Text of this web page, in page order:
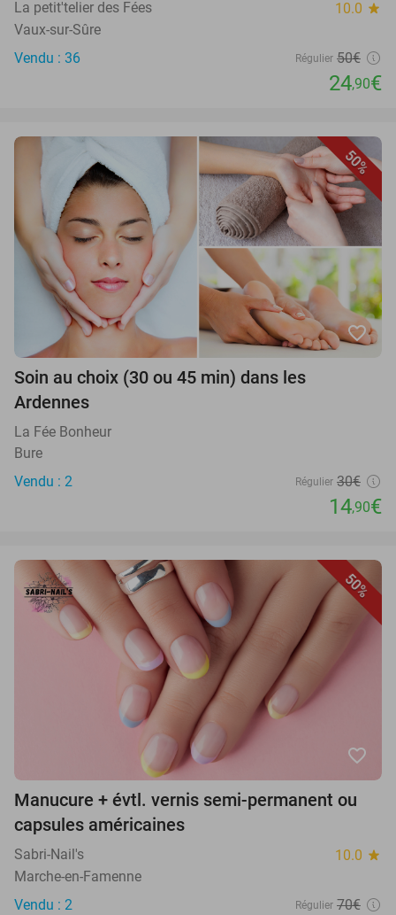
La petit'telier des Fées 10.0 star
Vaux-sur-Sûre
Vendu : 36
Régulier 50€
24,90€
50%
favorite_border
Soin au choix (30 ou 45 min) dans les
Ardennes
La Fée Bonheur
Bure
Vendu : 2
Régulier 30€
14,90€
50%
favorite_border
Manucure + évtl. vernis semi-permanent ou
capsules américaines
Sabri-Nail's 10.0 star
Marche-en-Famenne
Vendu : 2
Régulier 70€